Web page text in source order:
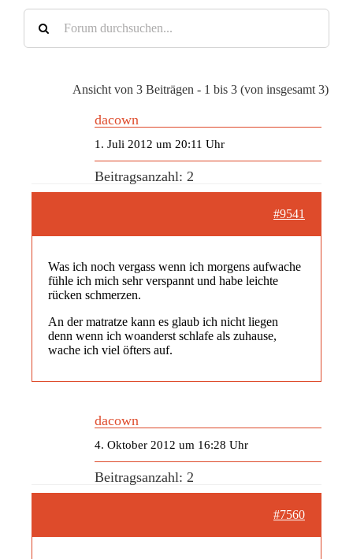
Ansicht von 3 Beiträgen - 1 bis 3 (von insgesamt 3)
dacown
1. Juli 2012 um 20:11 Uhr
Beitragsanzahl: 2
#9541
Was ich noch vergass wenn ich morgens aufwache
fühle ich mich sehr verspannt und habe leichte
rücken schmerzen.
An der matratze kann es glaub ich nicht liegen
denn wenn ich woanderst schlafe als zuhause,
wache ich viel öfters auf.
dacown
4. Oktober 2012 um 16:28 Uhr
Beitragsanzahl: 2
#7560